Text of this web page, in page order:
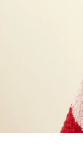
subito alla
Inserisci il tuo